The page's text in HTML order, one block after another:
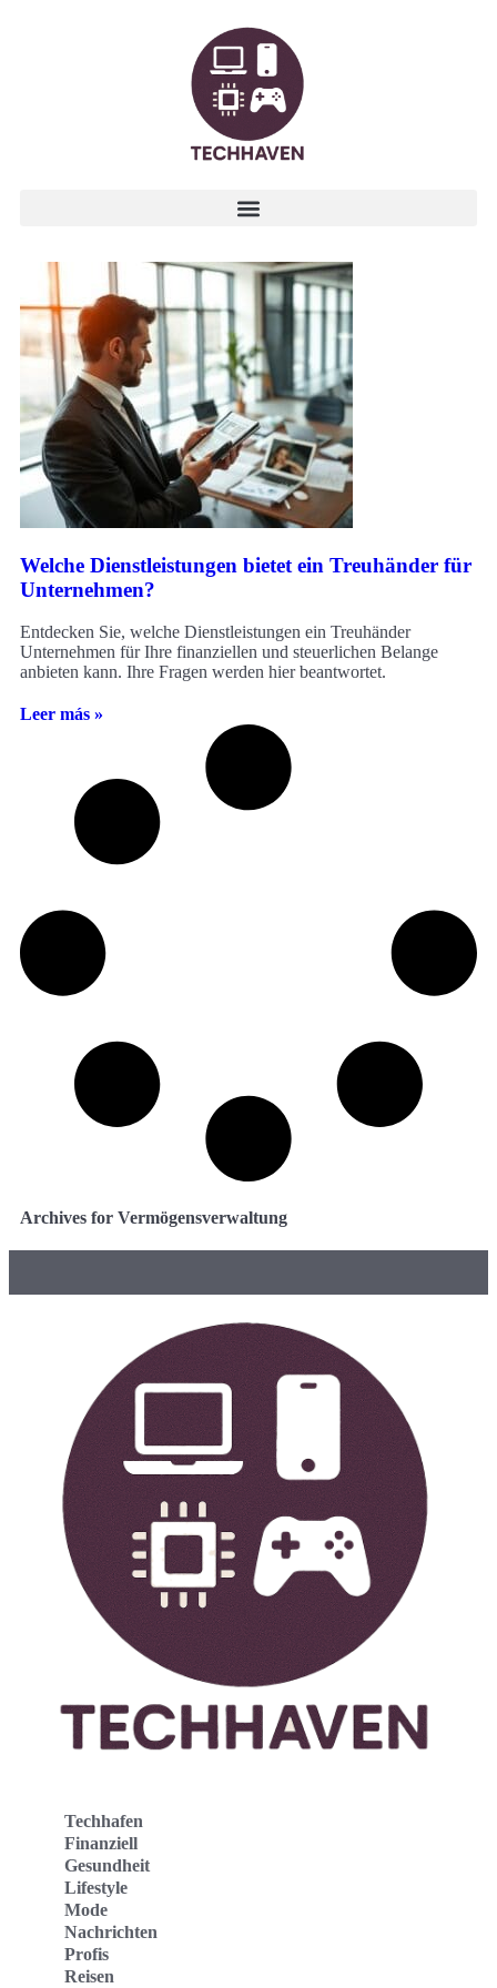
Welche Dienstleistungen bietet ein Treuhänder für
Unternehmen?
Entdecken Sie, welche Dienstleistungen ein Treuhänder
Unternehmen für Ihre finanziellen und steuerlichen Belange
anbieten kann. Ihre Fragen werden hier beantwortet.
Leer más »
Archives for Vermögensverwaltung
Techhafen
Finanziell
Gesundheit
Lifestyle
Mode
Nachrichten
Profis
Reisen